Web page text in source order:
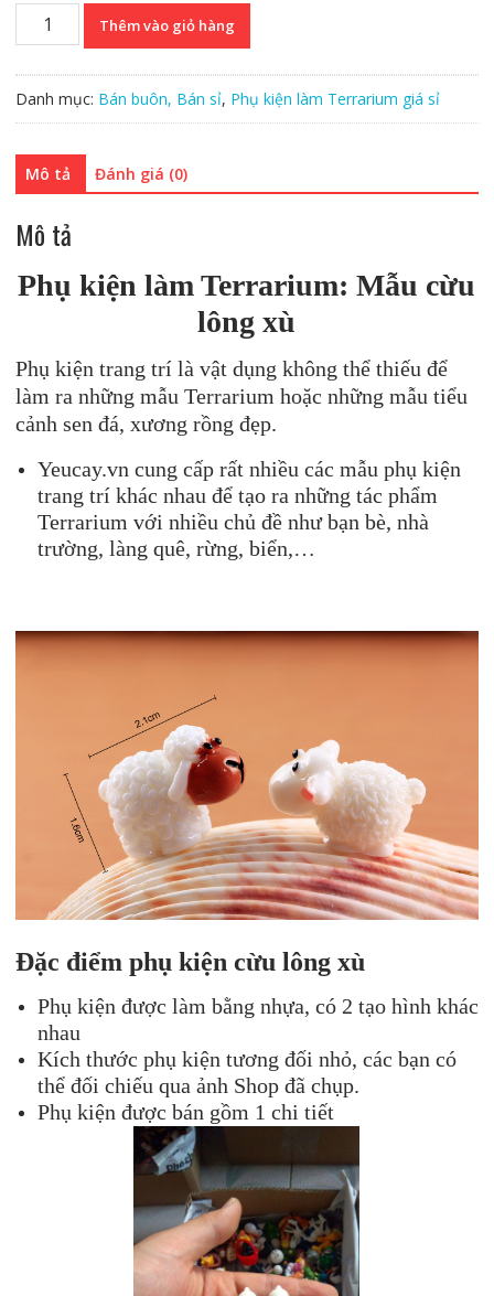
xù
sỉ)
số
Thêm vào giỏ hàng
Danh mục: Bán buôn, Bán sỉ, Phụ kiện làm Terrarium giá sỉ
Mô tả Đánh giá (0)
Mô tả
Phụ kiện làm Terrarium: Mẫu cừu
lông xù
Phụ kiện trang trí là vật dụng không thể thiếu để
làm ra những mẫu Terrarium hoặc những mẫu tiểu
cảnh sen đá, xương rồng đẹp.
Yeucay.vn cung cấp rất nhiều các mẫu phụ kiện
trang trí khác nhau để tạo ra những tác phẩm
Terrarium với nhiều chủ đề như bạn bè, nhà
trường, làng quê, rừng, biển,…
Đặc điểm phụ kiện cừu lông xù
Phụ kiện được làm bằng nhựa, có 2 tạo hình khác
nhau
Kích thước phụ kiện tương đối nhỏ, các bạn có
thể đối chiếu qua ảnh Shop đã chụp.
Phụ kiện được bán gồm 1 chi tiết